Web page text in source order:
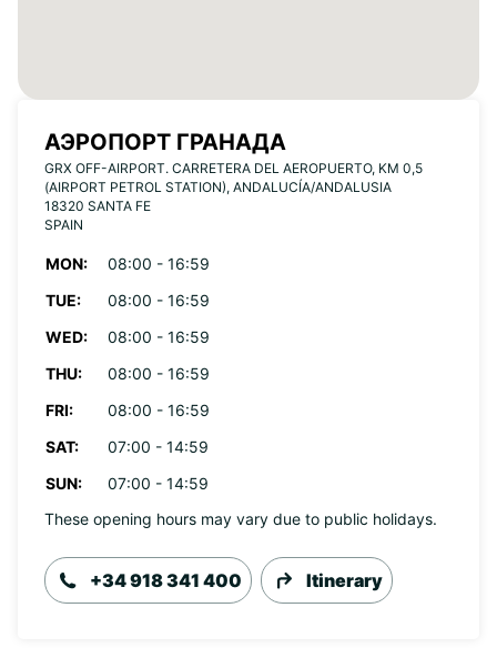
АЭРОПОРТ ГРАНАДА
GRX OFF-AIRPORT. CARRETERA DEL AEROPUERTO, KM 0,5
(AIRPORT PETROL STATION), ANDALUCÍA/ANDALUSIA
18320 SANTA FE
SPAIN
MON:
08:00 - 16:59
TUE:
08:00 - 16:59
WED:
08:00 - 16:59
THU:
08:00 - 16:59
FRI:
08:00 - 16:59
SAT:
07:00 - 14:59
SUN:
07:00 - 14:59
These opening hours may vary due to public holidays.
+34 918 341 400 Itinerary